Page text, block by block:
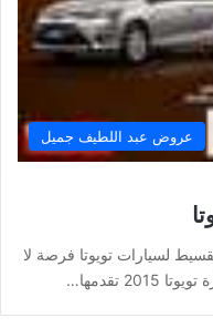
عروض عبد اللطيف جميل
لسيارات تويوتا فرصة لا
تقدمها…